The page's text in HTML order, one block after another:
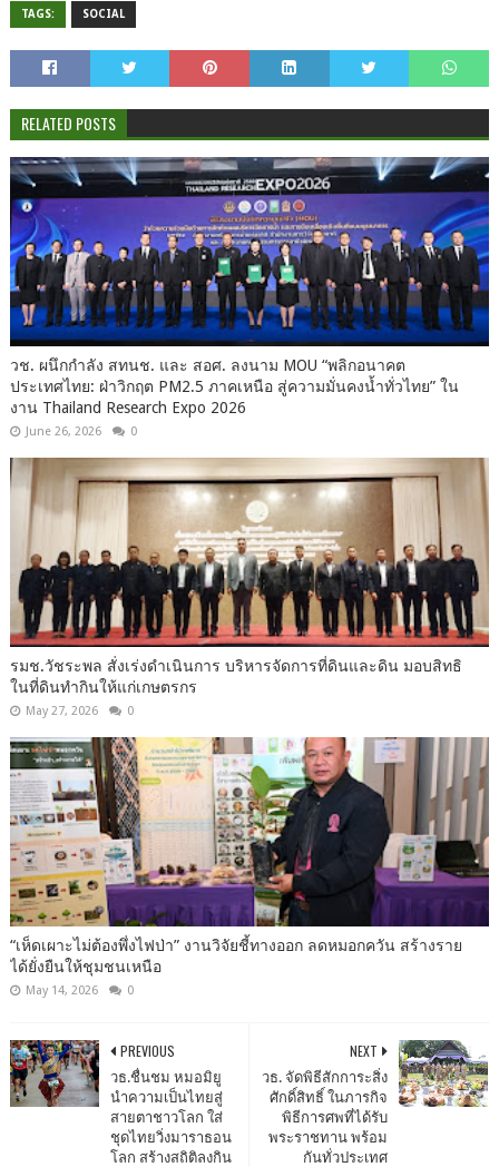
TAGS: SOCIAL
RELATED POSTS
วช. ผนึกกำลัง สทนช. และ สอศ. ลงนาม MOU “พลิกอนาคต
ประเทศไทย: ฝ่าวิกฤต PM2.5 ภาคเหนือ สู่ความมั่นคงน้ำทั่วไทย” ใน
งาน Thailand Research Expo 2026
June 26, 2026 0
รมช.วัชระพล สั่งเร่งดำเนินการ บริหารจัดการที่ดินและดิน มอบสิทธิ
ในที่ดินทำกินให้แก่เกษตรกร
May 27, 2026 0
“เห็ดเผาะไม่ต้องพึ่งไฟป่า” งานวิจัยชี้ทางออก ลดหมอกควัน สร้างราย
ได้ยั่งยืนให้ชุมชนเหนือ
May 14, 2026 0
NEXT
วธ. จัดพิธีสักการะสิ่ง
ศักดิ์สิทธิ์ ในภารกิจ
พิธีการศพที่ได้รับ
พระราชทาน พร้อม
กันทั่วประเทศ
PREVIOUS
วธ.ชื่นชม หมอมิยู
นำความเป็นไทยสู่
สายตาชาวโลก ใส่
ชุดไทยวิ่งมาราธอน
โลก สร้างสถิติลงกิน